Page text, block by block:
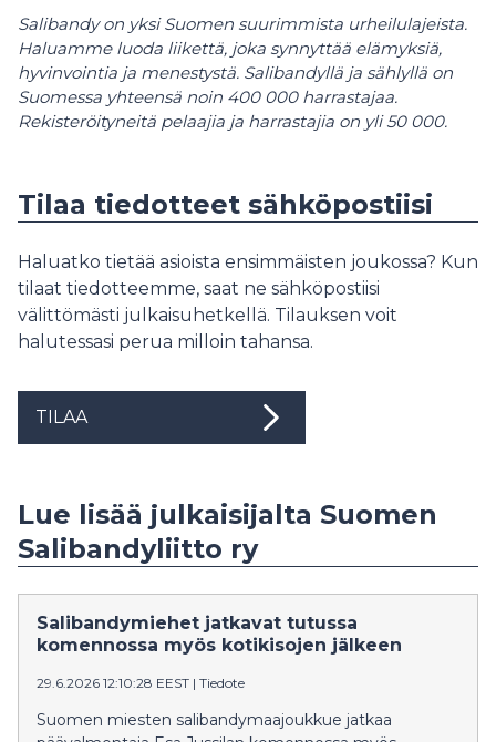
Salibandy on yksi Suomen suurimmista urheilulajeista.
Haluamme luoda liikettä, joka synnyttää elämyksiä,
hyvinvointia ja menestystä. Salibandyllä ja sählyllä on
Suomessa yhteensä noin 400 000 harrastajaa.
Rekisteröityneitä pelaajia ja harrastajia on yli 50 000.
Tilaa tiedotteet sähköpostiisi
Haluatko tietää asioista ensimmäisten joukossa? Kun
tilaat tiedotteemme, saat ne sähköpostiisi
välittömästi julkaisuhetkellä. Tilauksen voit
halutessasi perua milloin tahansa.
TILAA
Lue lisää julkaisijalta Suomen
Salibandyliitto ry
Salibandymiehet jatkavat tutussa
komennossa myös kotikisojen jälkeen
29.6.2026 12:10:28 EEST | Tiedote
Suomen miesten salibandymaajoukkue jatkaa